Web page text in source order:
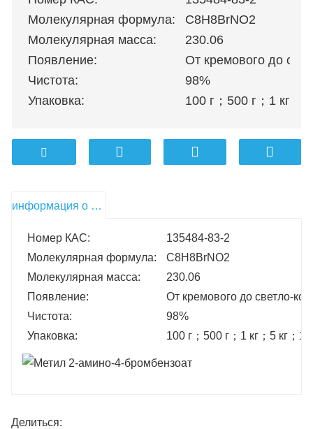
Молекулярная формула:
C8H8BrNO2
Молекулярная масса:
230.06
Появление:
От кремового до
Чистота:
98%
Упаковка:
100 г ； 500 г ； 1 кг
информация о продукте
Номер КАС:
135484-83-2
Молекулярная формула:
C8H8BrNO2
Молекулярная масса:
230.06
Появление:
От кремового до светло-
Чистота:
98%
Упаковка:
100 г ； 500 г ； 1 кг ； 5 кг ； 10
Делиться: